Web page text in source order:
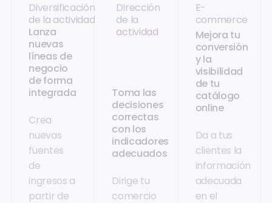
Diversificación
de la actividad
Lanza
nuevas
líneas de
negocio
de forma
integrada
Crea
nuevas
fuentes
de
ingresos a
partir de
Dirección
de la
actividad
Toma las
decisiones
correctas
con los
indicadores
adecuados
Dirige tu
comercio
E-
commerce
Mejora tu
conversión
y la
visibilidad
de tu
catálogo
online
Da a tus
clientes la
información
adecuada
en el